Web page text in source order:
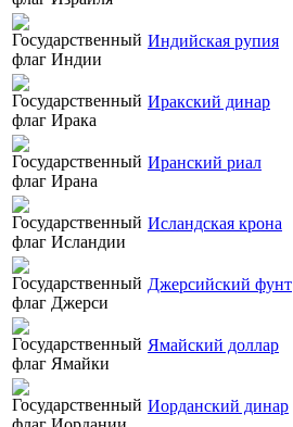
Индийская рупия
Иракский динар
Иранский риал
Исландская крона
Джерсийский фунт
Ямайский доллар
Иорданский динар